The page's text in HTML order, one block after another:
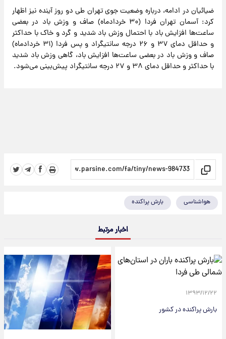
ضیائیان در ادامه، درباره وضعیت جوی تهران طی دو روز آینده نیز اظهار
کرد: آسمان تهران فردا (۳۰ خردادماه) صاف و وزش باد در بعضی
ساعت‌ها افزایش باد با احتمال وزش باد شدید و گرد و خاک با حداکثر
و حداقل دمای ۳۷ و ۲۶ درجه سانتیگراد و پس فردا (۳۱ خردادماه)
صاف و وزش باد در بعضی ساعت‌ها افزایش باد، گاهی وزش باد شدید
با حداکثر و حداقل دمای ۳۸ و ۲۷ درجه سانتیگراد پیش‌بینی می‌شود.
هواشناسی بارش پراکنده
اخبار مرتبط
۱۳۹۳/۱۲/۲۲
بارش پراکنده در کشور